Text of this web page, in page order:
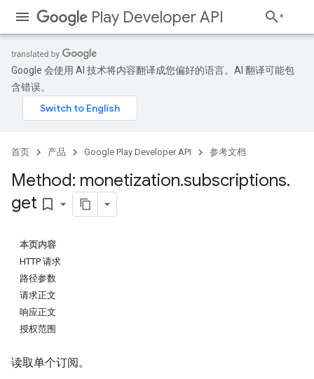
Play Developer API
Google 会使用 AI 技术将内容翻译成您偏好的语言。AI 翻译可能包
含错误。
首页 产品 Google Play Developer API 参考文档
Method: monetization.subscriptions.
get bookmark_border
本页内容
HTTP 请求
路径参数
请求正文
响应正文
授权范围
读取单个订阅。